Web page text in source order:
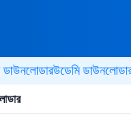
ডাউনলোডারউডেমি